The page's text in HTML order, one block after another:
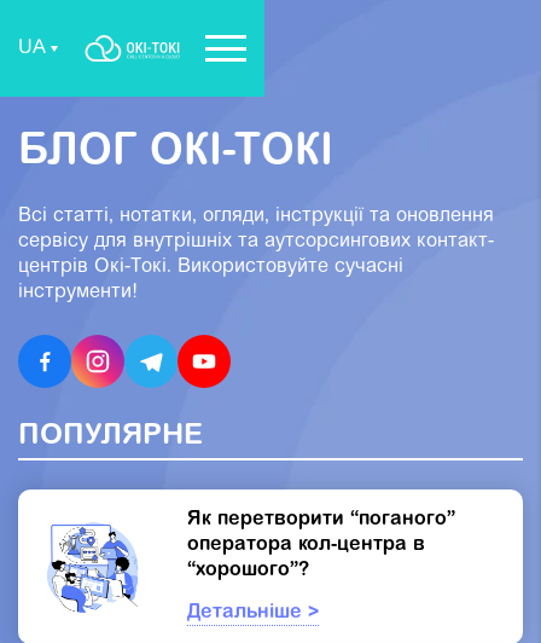
UA
БЛОГ ОКІ-ТОКІ
Всі статті, нотатки, огляди, інструкції та оновлення
сервісу для внутрішніх та аутсорсингових контакт-
центрів Окi-Токi. Використовуйте сучасні
інструменти!
ПОПУЛЯРНЕ
Як перетворити “поганого”
оператора кол-центра в
“хорошого”?
Детальніше >